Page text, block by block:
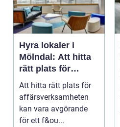
Hyra lokaler i
Mölndal: Att hitta
rätt plats för
affärsverksamhete
Att hitta rätt plats för
affärsverksamheten
kan vara avgörande
för ett f&ou...